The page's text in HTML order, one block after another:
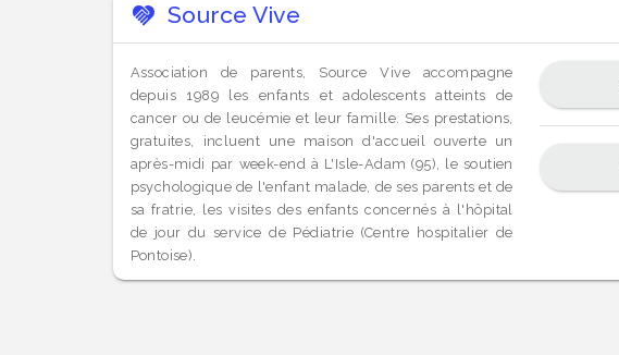
Source Vive
Association de parents, Source Vive accompagne
depuis 1989 les enfants et adolescents atteints de
cancer ou de leucémie et leur famille. Ses prestations,
gratuites, incluent une maison d'accueil ouverte un
après-midi par week-end à L'Isle-Adam (95), le soutien
psychologique de l'enfant malade, de ses parents et de
sa fratrie, les visites des enfants concernés à l'hôpital
de jour du service de Pédiatrie (Centre hospitalier de
Pontoise).